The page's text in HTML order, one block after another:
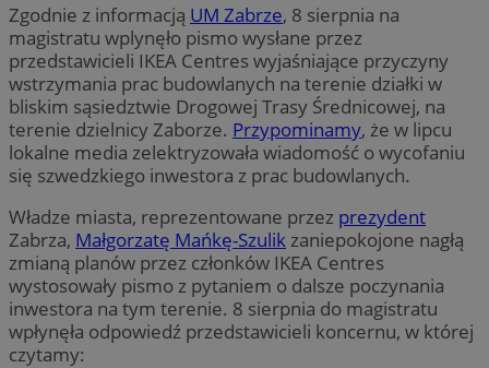
Zgodnie z informacją UM Zabrze, 8 sierpnia na
magistratu wplynęło pismo wysłane przez
przedstawicieli IKEA Centres wyjaśniające przyczyny
wstrzymania prac budowlanych na terenie działki w
bliskim sąsiedztwie Drogowej Trasy Średnicowej, na
terenie dzielnicy Zaborze. Przypominamy, że w lipcu
lokalne media zelektryzowała wiadomość o wycofaniu
się szwedzkiego inwestora z prac budowlanych.
Władze miasta, reprezentowane przez prezydent
Zabrza, Małgorzatę Mańkę-Szulikzaniepokojone nagłą
zmianą planów przez członków IKEA Centres
wystosowały pismo z pytaniem o dalsze poczynania
inwestora na tym terenie. 8 sierpnia do magistratu
wpłynęła odpowiedź przedstawicieli koncernu, w której
czytamy: